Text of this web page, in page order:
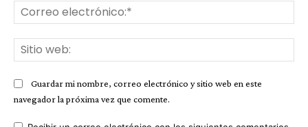
Guardar mi nombre, correo electrónico y sitio web en este
navegador la próxima vez que comente.